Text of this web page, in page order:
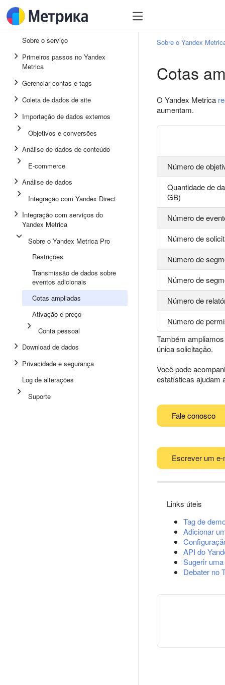
Sobre o serviço
Primeiros passos no Yandex
Metrica
Gerenciar contas e tags
Coleta de dados de site
Importação de dados externos
Objetivos e conversões
Análise de dados de conteúdo
E-commerce
Análise de dados
Integração com Yandex Direct
Integração com serviços do
Yandex Metrica
Sobre o Yandex Metrica Pro
Restrições
Transmissão de dados sobre
eventos adicionais
Cotas ampliadas
Ativação e preço
Conta pessoal
Download de dados
Privacidade e segurança
Log de alterações
Suporte
Sobre o Yandex
Cotas
O Yandex Metrica
aumentam.
Número de
Quantidade de
GB)
Número de
Número de
Número de
Número de
Número de
Número de
Também
única solicitação.
Você pode
estatísticas ajudam
Fale conosco
Escrever um e-
Links úteis
Tag de
Adicionar
API do
Sugerir
Debater no